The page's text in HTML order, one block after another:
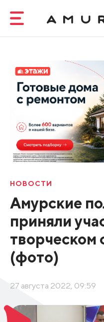
НОВОСТИ
Амурские
приняли
творческом
(фото)
27 августа 2022, 09:59